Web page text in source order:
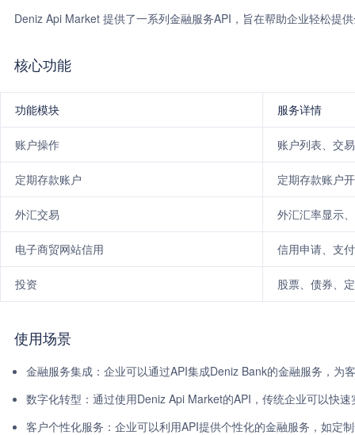
Deniz Api Market 提供了一系列金融服务API，旨在帮助企业轻松提
核心功能
功能模块 服务详情
账户操作 账户列表、交
定期存款账户 定期存款账户
外汇交易 外汇汇率显示
电子商贸网站信用 信用申请、支
投资 股票、债券、
使用场景
金融服务集成：企业可以通过API集成Deniz Bank的金融服务，为
数字化转型：通过使用Deniz Api Market的API，传统企业可以快
客户个性化服务：企业可以利用API提供个性化的金融服务，如定